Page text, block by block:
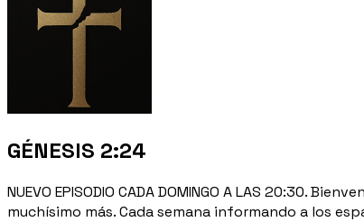
GÉNESIS 2:24
NUEVO EPISODIO CADA DOMINGO A LAS 20:30.
muchísimo más. Cada semana informando a los